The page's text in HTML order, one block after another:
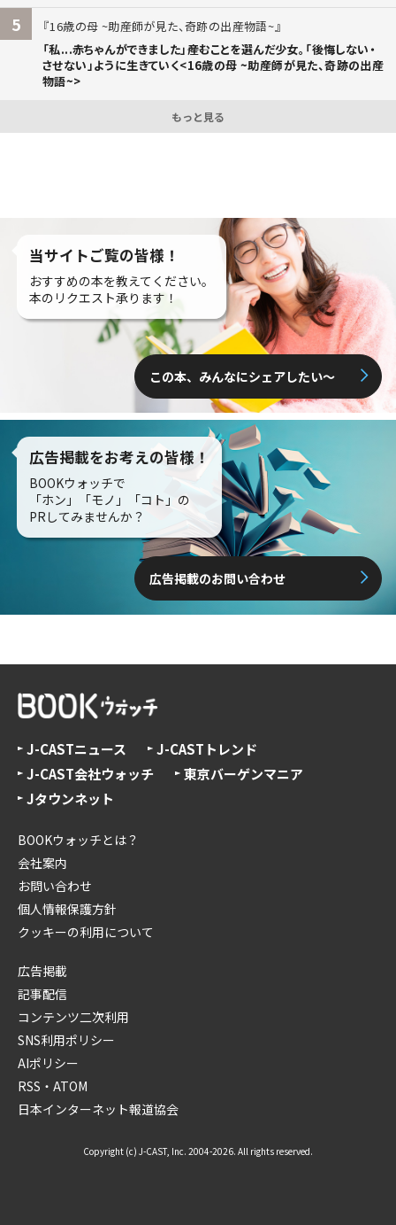
5
16歳の母 ~助産師が見た、奇跡の出産物語~
「私...赤ちゃんができました」――産むことを選んだ少女。「後悔しない・
させない」ように生きていく<16歳の母 ~助産師が見た、奇跡の出産
物語~>
もっと見る
当サイトご覧の皆様！
おすすめの本を教えてください。
本のリクエスト承ります！
この本、みんなにシェアしたい〜
広告掲載をお考えの皆様！
BOOKウォッチで
「ホン」「モノ」「コト」の
PRしてみませんか？
広告掲載のお問い合わせ
J-CASTニュース
J-CASTトレンド
J-CAST会社ウォッチ
東京バーゲンマニア
Jタウンネット
BOOKウォッチとは？
会社案内
お問い合わせ
個人情報保護方針
クッキーの利用について
広告掲載
記事配信
コンテンツ二次利用
SNS利用ポリシー
AIポリシー
RSS・ATOM
日本インターネット報道協会
Copyright (c) J-CAST, Inc. 2004-2026. All rights reserved.